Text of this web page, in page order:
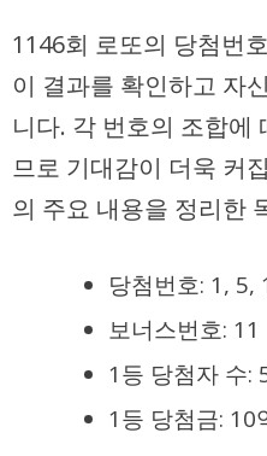
1146회 로또의 당첨번
이 결과를 확인하고 자
니다. 각 번호의 조합에
므로 기대감이 더욱 커
의 주요 내용을 정리한
당첨번호: 1, 5,
보너스번호: 11
1등 당첨자 수:
1등 당첨금: 10